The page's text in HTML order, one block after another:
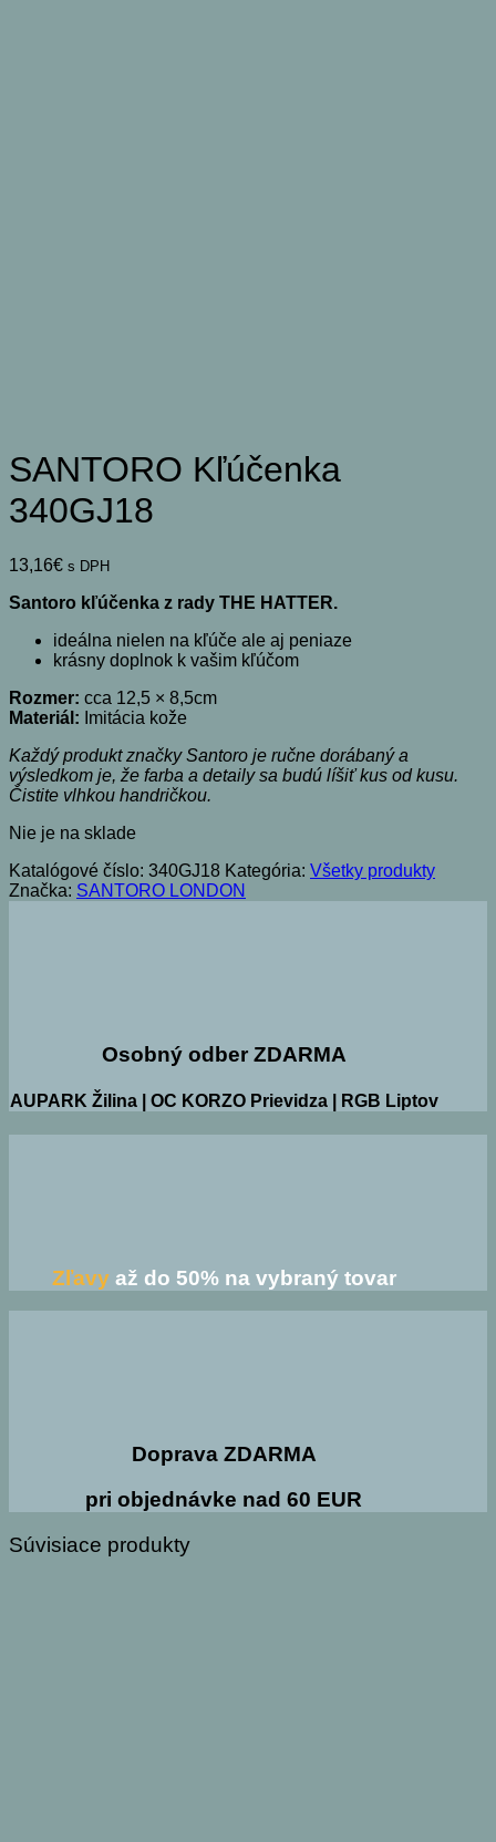
SANTORO Kľúčenka
340GJ18
13,16€ s DPH
Santoro kľúčenka z rady THE HATTER.
ideálna nielen na kľúče ale aj peniaze
krásny doplnok k vašim kľúčom
Rozmer: cca 12,5 × 8,5cm
Materiál: Imitácia kože
Každý produkt značky Santoro je ručne dorábaný a
výsledkom je, že farba a detaily sa budú líšiť kus od kusu.
Čistite vlhkou handričkou.
Nie je na sklade
Katalógové číslo: 340GJ18 Kategória: Všetky produkty
Značka: SANTORO LONDON
Osobný odber ZDARMA
AUPARK Žilina | OC KORZO Prievidza | RGB Liptov
Zľavyaž do 50% na vybraný tovar
Doprava ZDARMA
pri objednávke nad 60 EUR
Súvisiace produkty